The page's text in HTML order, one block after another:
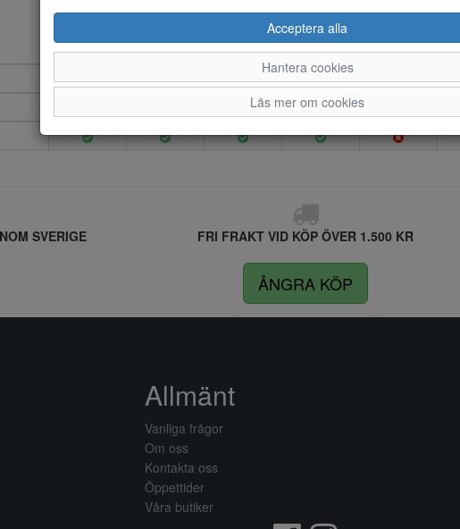
30 31 32 33 34
SVERIGE FRI FRAKT VID KÖP ÖVER 1.500 KR
ÅNGRA KÖP
Acceptera alla
Hantera cookies
Läs mer om cookies
Allmänt
Vanliga frågor
Om oss
Kontakta oss
Öppettider
Våra butiker